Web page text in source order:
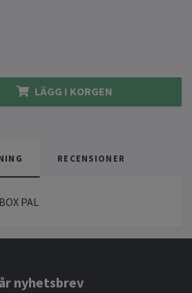
LÄGG I KORGEN
RECENSIONER
PAL
nyhetsbrev